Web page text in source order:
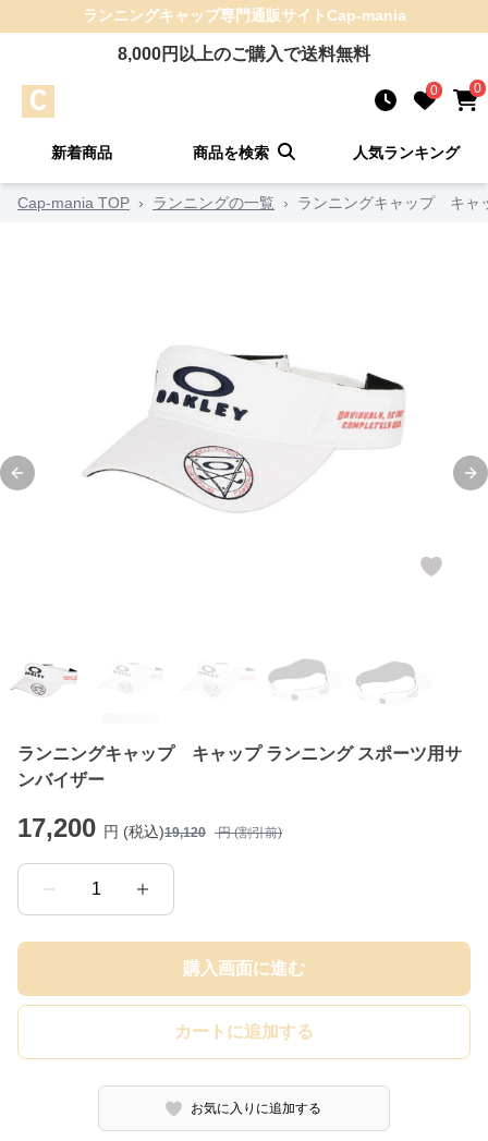
ランニングキャップ専門通販サイトCap-mania
8,000円以上のご購入で送料無料
0 0
新着商品 商品を検索 人気ランキング
Cap-mania TOP › ランニングの一覧 › ランニングキャップ キャ
Previous slide
ランニングキャップ キャップ ランニング スポーツ用サ
ンバイザー
17,200 円 (税込)19,120 円 (割引前)
1
購入画面に進む
カートに追加する
お気に入りに追加する